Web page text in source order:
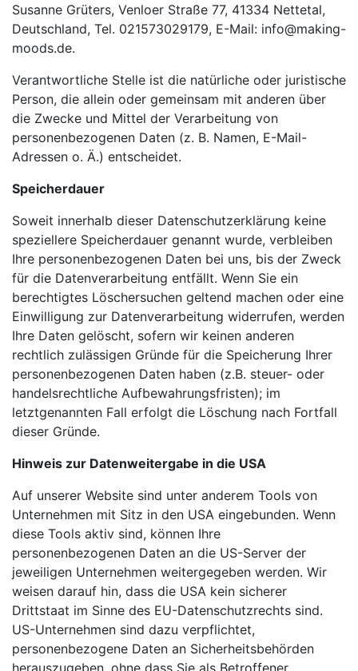
Susanne Grüters, Venloer Straße 77, 41334 Nettetal,
Deutschland, Tel. 021573029179, E-Mail: info@making-
moods.de.
Verantwortliche Stelle ist die natürliche oder juristische
Person, die allein oder gemeinsam mit anderen über
die Zwecke und Mittel der Verarbeitung von
personenbezogenen Daten (z. B. Namen, E-Mail-
Adressen o. Ä.) entscheidet.
Speicherdauer
Soweit innerhalb dieser Datenschutzerklärung keine
speziellere Speicherdauer genannt wurde, verbleiben
Ihre personenbezogenen Daten bei uns, bis der Zweck
für die Datenverarbeitung entfällt. Wenn Sie ein
berechtigtes Löschersuchen geltend machen oder eine
Einwilligung zur Datenverarbeitung widerrufen, werden
Ihre Daten gelöscht, sofern wir keinen anderen
rechtlich zulässigen Gründe für die Speicherung Ihrer
personenbezogenen Daten haben (z.B. steuer- oder
handelsrechtliche Aufbewahrungsfristen); im
letztgenannten Fall erfolgt die Löschung nach Fortfall
dieser Gründe.
Hinweis zur Datenweitergabe in die USA
Auf unserer Website sind unter anderem Tools von
Unternehmen mit Sitz in den USA eingebunden. Wenn
diese Tools aktiv sind, können Ihre
personenbezogenen Daten an die US-Server der
jeweiligen Unternehmen weitergegeben werden. Wir
weisen darauf hin, dass die USA kein sicherer
Drittstaat im Sinne des EU-Datenschutzrechts sind.
US-Unternehmen sind dazu verpflichtet,
personenbezogene Daten an Sicherheitsbehörden
herauszugeben, ohne dass Sie als Betroffener